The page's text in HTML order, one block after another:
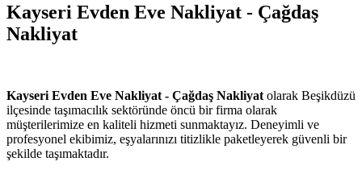
Kayseri Evden Eve Nakliyat - Çağdaş
Nakliyat
Kayseri Evden Eve Nakliyat - Çağdaş Nakliyat olarak Beşikdüzü
ilçesinde taşımacılık sektöründe öncü bir firma olarak
müşterilerimize en kaliteli hizmeti sunmaktayız. Deneyimli ve
profesyonel ekibimiz, eşyalarınızı titizlikle paketleyerek güvenli bir
şekilde taşımaktadır.